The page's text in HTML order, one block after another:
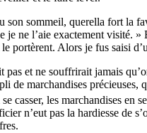
sommeil, querella fort la
je ne l’aie exactement visité.
portèrent. Alors je fus saisi
et ne souffrirait jamais
de marchandises
casser, les marchandises
n’eut pas la hardiesse de